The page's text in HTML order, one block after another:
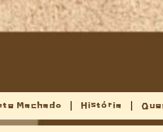
Machado História